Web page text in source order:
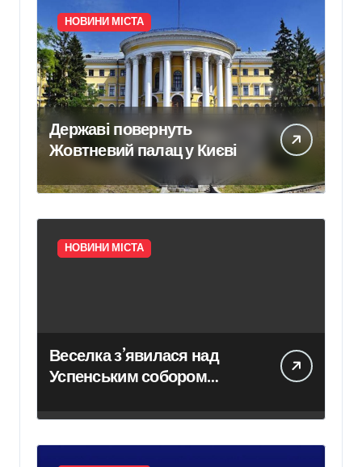
НОВИНИ МІСТА
Державі повернуть
Жовтневий палац у Києві
НОВИНИ МІСТА
Веселка з’явилася над
Успенським собором